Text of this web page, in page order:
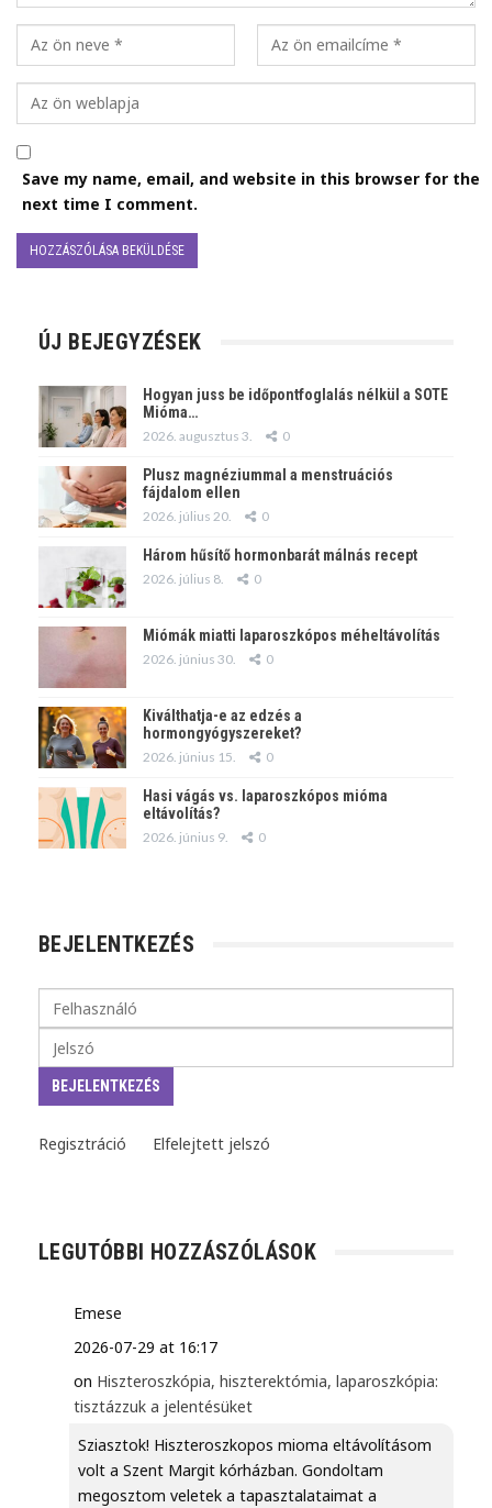
Save my name, email, and website in this browser for the
next time I comment.
ÚJ BEJEGYZÉSEK
Hogyan juss be időpontfoglalás nélkül a SOTE
Mióma…
2026. augusztus 3. 0
Plusz magnéziummal a menstruációs
fájdalom ellen
2026. július 20. 0
Három hűsítő hormonbarát málnás recept
2026. július 8. 0
Miómák miatti laparoszkópos méheltávolítás
2026. június 30. 0
Kiválthatja-e az edzés a
hormongyógyszereket?
2026. június 15. 0
Hasi vágás vs. laparoszkópos mióma
eltávolítás?
2026. június 9. 0
BEJELENTKEZÉS
Regisztráció Elfelejtett jelszó
LEGUTÓBBI HOZZÁSZÓLÁSOK
Emese
2026-07-29 at 16:17
on Hiszteroszkópia, hiszterektómia, laparoszkópia:
tisztázzuk a jelentésüket
Sziasztok! Hiszteroszkopos mioma eltávolításom
volt a Szent Margit kórházban. Gondoltam
megosztom veletek a tapasztalataimat a